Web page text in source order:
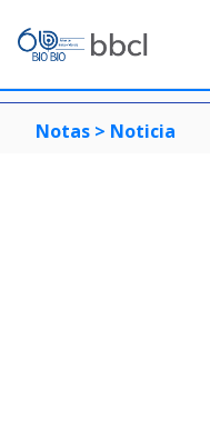
Notas > Noticia